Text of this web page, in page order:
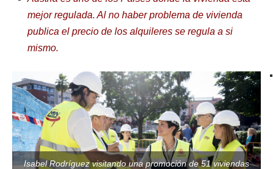
mejor regulada. Al no haber problema de vivienda
publica el precio de los alquileres se regula a si
mismo.
Isabel Rodríguez visitando una promoción de 51 viviendas